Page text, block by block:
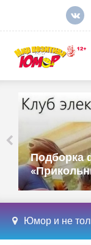
Подборка
Юмор и не